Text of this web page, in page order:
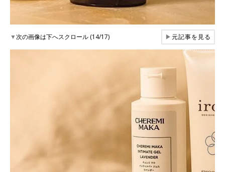
▼次の画像は下へスクロール (14/17) ▶元記事を見る